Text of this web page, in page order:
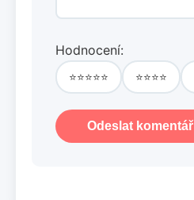
Hodnocení:
⭐⭐⭐⭐⭐ ⭐⭐⭐⭐
Odeslat komentář